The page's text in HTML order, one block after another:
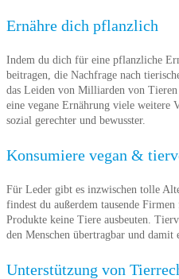
Ernähre dich pflanzlich
Indem du dich für eine pflanzliche
beitragen, die Nachfrage nach
das Leiden von Milliarden von
eine vegane Ernährung viele weitere
sozial gerechter und bewusster.
Konsumiere vegan &
Für Leder gibt es inzwischen tolle
findest du außerdem tausende
Produkte keine Tiere ausbeuten.
den Menschen übertragbar und damit
Unterstützung von